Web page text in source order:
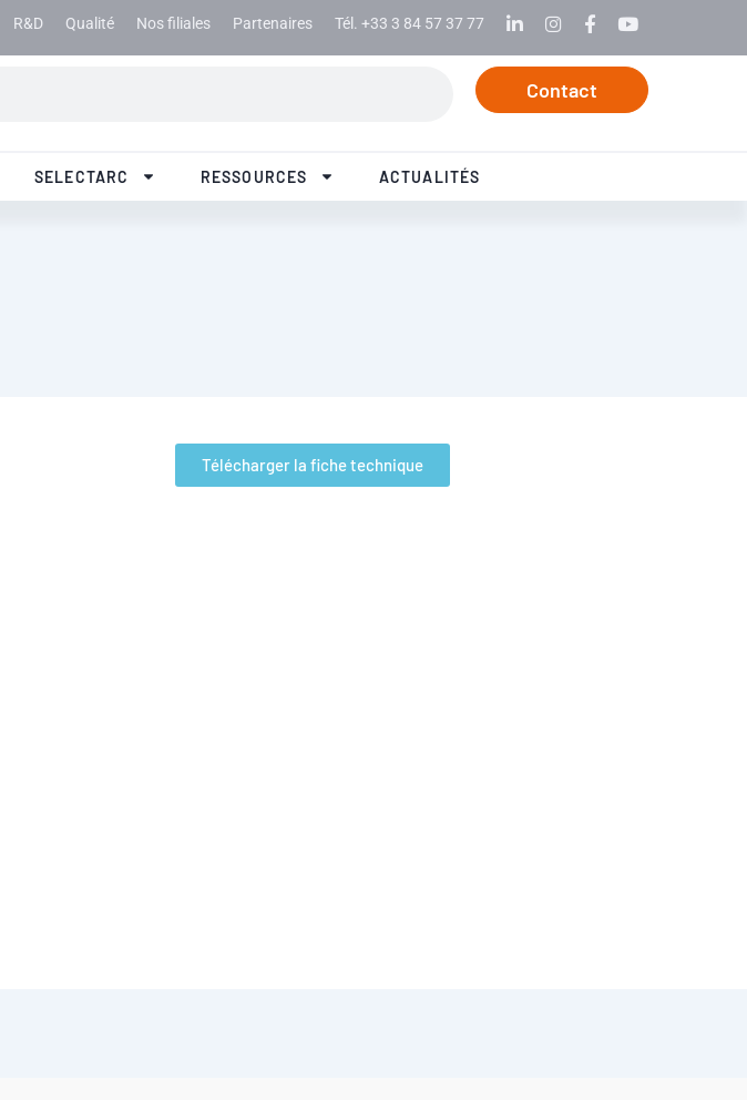
R&D Qualité Nos filiales Partenaires Tél. +33 3 84 57 37 77 LinkedinInstagramFacebookYoutube
Contact
SELECTARC RESSOURCES ACTUALITÉS
Télécharger la fiche technique